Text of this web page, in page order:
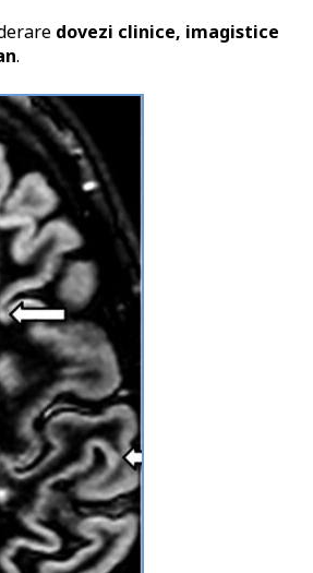
dovezi clinice, imagistice
.